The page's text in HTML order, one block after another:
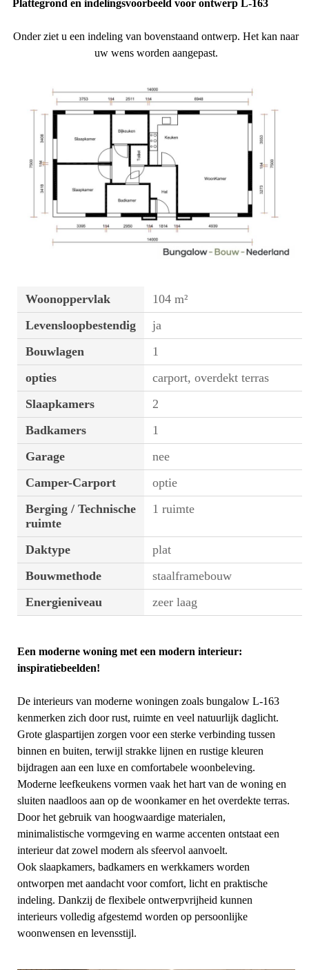
Plattegrond en indelingsvoorbeeld voor ontwerp L-163
Onder ziet u een indeling van bovenstaand ontwerp. Het kan naar
uw wens worden aangepast.
Woonoppervlak
104 m²
Levensloopbestendig
ja
Bouwlagen
1
opties
carport, overdekt terras
Slaapkamers
2
Badkamers
1
Garage
nee
Camper-Carport
optie
Berging / Technische
ruimte
1 ruimte
Daktype
plat
Bouwmethode
staalframebouw
Energieniveau
zeer laag
Een moderne woning met een modern interieur:
inspiratiebeelden!
De interieurs van moderne woningen zoals bungalow L-163
kenmerken zich door rust, ruimte en veel natuurlijk daglicht.
Grote glaspartijen zorgen voor een sterke verbinding tussen
binnen en buiten, terwijl strakke lijnen en rustige kleuren
bijdragen aan een luxe en comfortabele woonbeleving.
Moderne leefkeukens vormen vaak het hart van de woning en
sluiten naadloos aan op de woonkamer en het overdekte terras.
Door het gebruik van hoogwaardige materialen,
minimalistische vormgeving en warme accenten ontstaat een
interieur dat zowel modern als sfeervol aanvoelt.
Ook slaapkamers, badkamers en werkkamers worden
ontworpen met aandacht voor comfort, licht en praktische
indeling. Dankzij de flexibele ontwerpvrijheid kunnen
interieurs volledig afgestemd worden op persoonlijke
woonwensen en levensstijl.